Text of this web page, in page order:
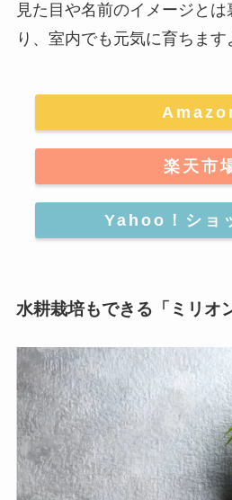
見た目や名前のイメージと
り、室内でも元気に育ちます
楽天市
Yahoo！ショ
水耕栽培もできる「ミリオ